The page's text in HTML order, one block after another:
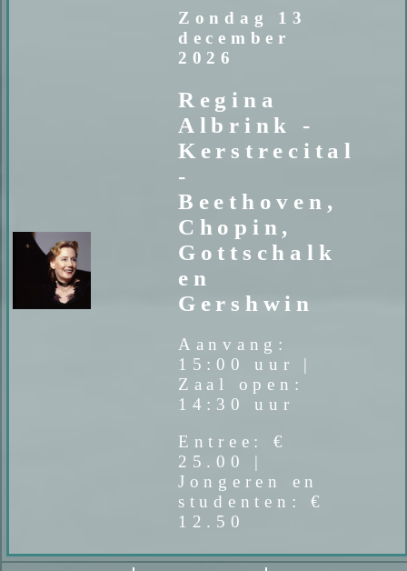
Zondag 13
december
2026
Regina
Albrink -
Kerstrecital
-
Beethoven,
Chopin,
Gottschalk
en
Gershwin
Aanvang:
15:00 uur |
Zaal open:
14:30 uur
Entree: €
25.00 |
Jongeren en
studenten: €
12.50